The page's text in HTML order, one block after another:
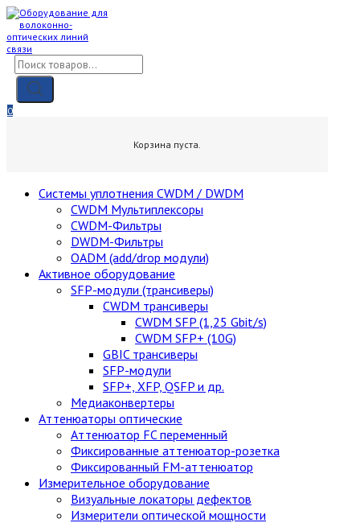
Skip
content
Поиск
товаров
0
Корзина пуста.
Cистемы уплотнения CWDM / DWDM
CWDM Мультиплексоры
CWDM-Фильтры
DWDM-Фильтры
OADM (add/drop модули)
Активное оборудование
SFP-модули (трансиверы)
CWDM трансиверы
CWDM SFP (1,25 Gbit/s)
CWDM SFP+ (10G)
GBIC трансиверы
SFP-модули
SFP+, XFP, QSFP и др.
Медиаконвертеры
Аттенюаторы оптические
Аттенюатор FC переменный
Фиксированные аттенюатор-розетка
Фиксированный FM-аттенюатор
Измерительное оборудование
Визуальные локаторы дефектов
Измерители оптической мощности